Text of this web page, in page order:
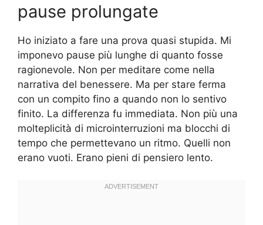
pause prolungate
Ho iniziato a fare una prova quasi stupida. Mi
imponevo pause più lunghe di quanto fosse
ragionevole. Non per meditare come nella
narrativa del benessere. Ma per stare ferma
con un compito fino a quando non lo sentivo
finito. La differenza fu immediata. Non più una
molteplicità di microinterruzioni ma blocchi di
tempo che permettevano un ritmo. Quelli non
erano vuoti. Erano pieni di pensiero lento.